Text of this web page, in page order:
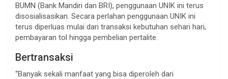
BUMN (Bank Mandiri dan BRI), penggunaan UNIK ini terus
disosialisasikan. Secara perlahan penggunaan UNIK ini
terus diperluas mulai dari transaksi kebutuhan sehari hari,
pembayaran tol hingga pembelian pertalite.
Bertransaksi
“Banyak sekali manfaat yang bisa diperoleh dari